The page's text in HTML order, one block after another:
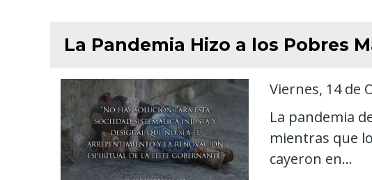
La Pandemia Hizo a los Pobres
Viernes, 14 de
La pandemia
mientras que
cayeron en...